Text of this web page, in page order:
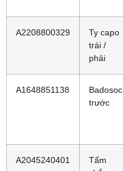
A2208800329
Ty capo
trái /
phải
A1648851138
Badosoc
trước
A2045240401
Tấm